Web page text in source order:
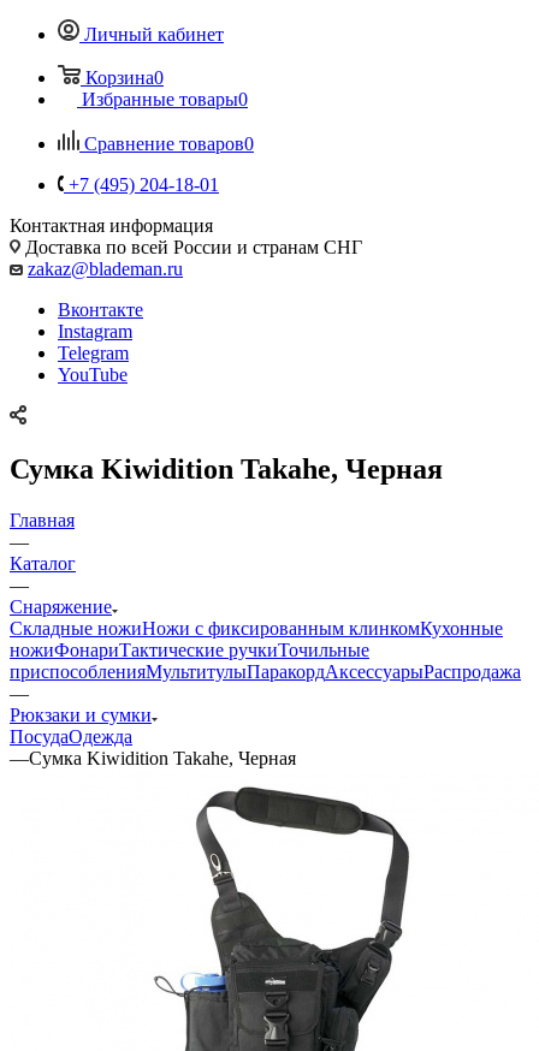
Личный кабинет
Корзина0
Избранные товары0
Сравнение товаров0
+7 (495) 204-18-01
Контактная информация
Доставка по всей России и странам СНГ
zakaz@blademan.ru
Вконтакте
Instagram
Telegram
YouTube
Сумка Kiwidition Takahe, Черная
Главная
—
Каталог
—
Снаряжение
Складные ножиНожи с фиксированным клинкомКухонные
ножиФонариТактические ручкиТочильные
приспособленияМультитулыПаракордАксессуарыРаспродажа
—
Рюкзаки и сумки
ПосудаОдежда
—Сумка Kiwidition Takahe, Черная